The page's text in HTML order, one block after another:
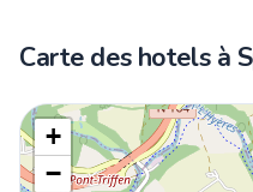
Carte des hotels à
+
−